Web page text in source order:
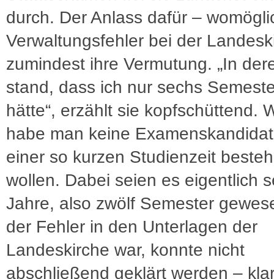
durch. Der Anlass dafür –
Verwaltungsfehler bei der
zumindest ihre Vermutung. „In
stand, dass ich nur sechs
hätte“, erzählt sie kopfschüttend.
habe man keine
einer so kurzen Studienzeit
wollen. Dabei seien es eigentlich
Jahre, also zwölf Semester
der Fehler in den Unterlagen der
Landeskirche war, konnte nicht
abschließend geklärt werden –